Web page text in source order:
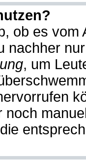
ob es
nachher
, um
noch